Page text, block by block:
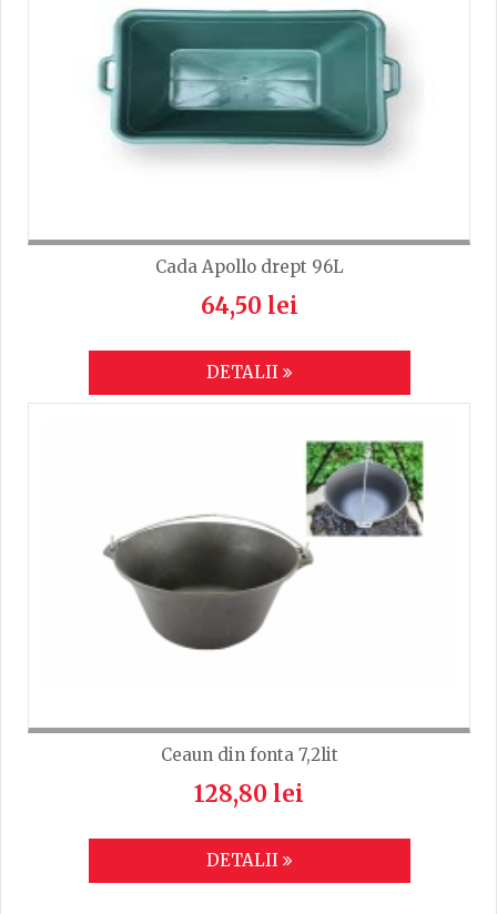
Cada Apollo drept 96L
64,50 lei
DETALII
Ceaun din fonta 7,2lit
128,80 lei
DETALII